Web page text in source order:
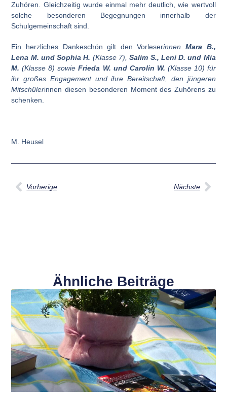
Zuhören. Gleichzeitig wurde einmal mehr deutlich, wie wertvoll
solche besonderen Begegnungen innerhalb der
Schulgemeinschaft sind.
Ein herzliches Dankeschön gilt den VorleserinnenMara B.,
Lena M. und Sophia H. (Klasse 7),Salim S., Leni D. und Mia
M. (Klasse 8) sowieFrieda W. und Carolin W. (Klasse 10) für
ihr großes Engagement und ihre Bereitschaft, den jüngeren
Mitschülerinnen diesen besonderen Moment des Zuhörens zu
schenken.
M. Heusel
Vorherige Nächste
Ähnliche Beiträge